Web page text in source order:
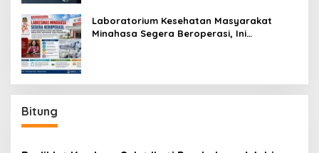
Laboratorium Kesehatan Masyarakat
Minahasa Segera Beroperasi, Ini
Bitung